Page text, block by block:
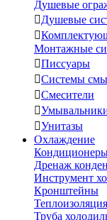
Душевые
Душевые

Монтажные
Писсуары
Системы
Смесители

Унитазы
Охлаждение
Дренаж
Инструмент
Кронштейны
Труба